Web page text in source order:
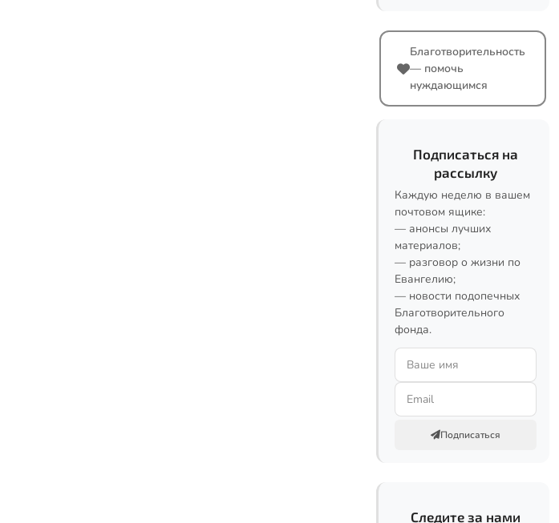
Благотворительность
— помочь
нуждающимся
Подписаться на
рассылку
Каждую неделю в вашем
почтовом ящике:
— анонсы лучших
материалов;
— разговор о жизни по
Евангелию;
— новости подопечных
Благотворительного
фонда.
Подписаться
Следите за нами